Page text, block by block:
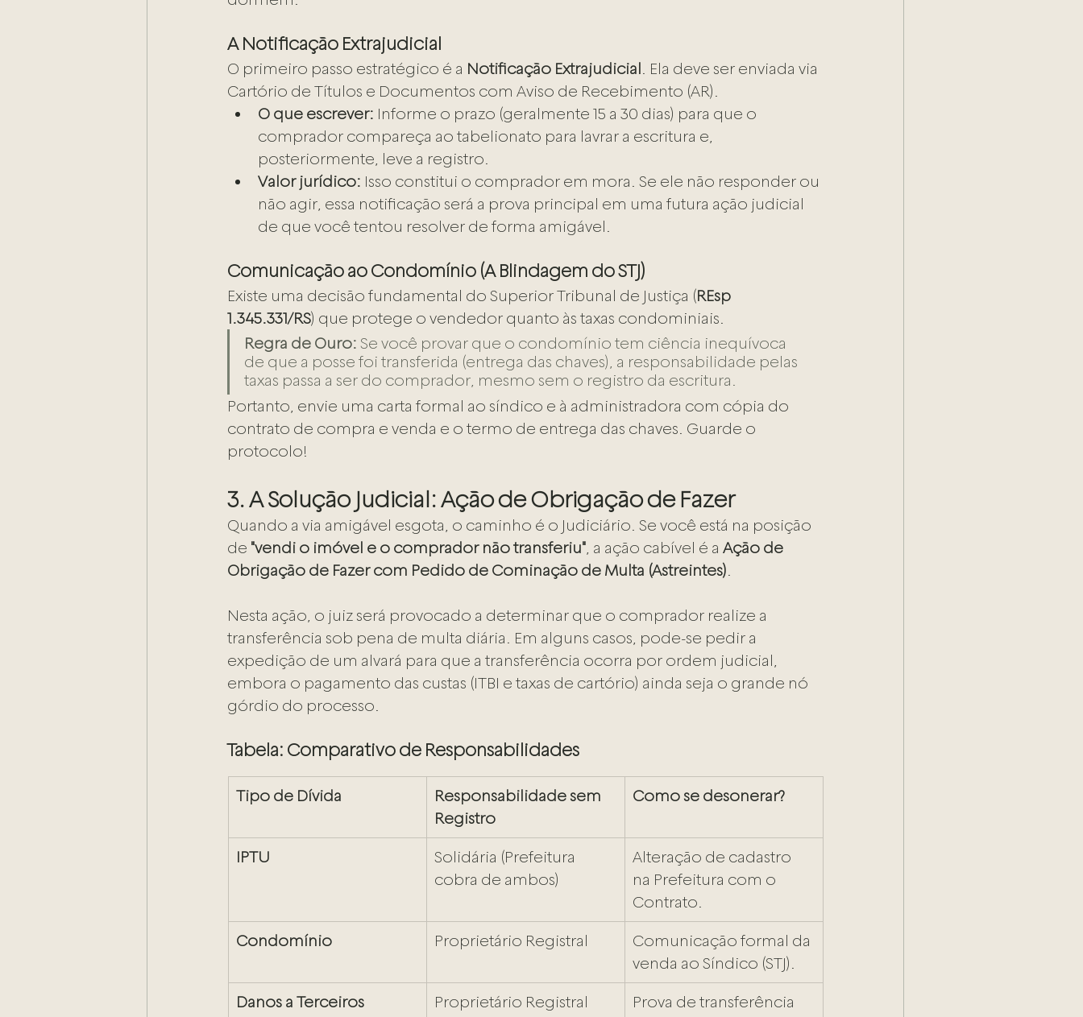
A Notificação Extrajudicial
O primeiro passo estratégico é a Notificação Extrajudicial . Ela deve ser enviada via
Cartório de Títulos e Documentos com Aviso de Recebimento (AR).
O que escrever: Informe o prazo (geralmente 15 a 30 dias) para que o
comprador compareça ao tabelionato para lavrar a escritura e,
posteriormente, leve a registro.
Valor jurídico: Isso constitui o comprador em mora. Se ele não responder ou
não agir, essa notificação será a prova principal em uma futura ação judicial
de que você tentou resolver de forma amigável.
Comunicação ao Condomínio (A Blindagem do STJ)
Existe uma decisão fundamental do Superior Tribunal de Justiça (REsp
1.345.331/RS) que protege o vendedor quanto às taxas condominiais.
Regra de Ouro: Se você provar que o condomínio tem ciência inequívoca
de que a posse foi transferida (entrega das chaves), a responsabilidade pelas
taxas passa a ser do comprador, mesmo sem o registro da escritura.
Portanto, envie uma carta formal ao síndico e à administradora com cópia do
contrato de compra e venda e o termo de entrega das chaves. Guarde o
protocolo!
3. A Solução Judicial: Ação de Obrigação de Fazer
Quando a via amigável esgota, o caminho é o Judiciário. Se você está na posição
de "vendi o imóvel e o comprador não transferiu" , a ação cabível é a Ação de
Obrigação de Fazer com Pedido de Cominação de Multa (Astreintes)
Nesta ação, o juiz será provocado a determinar que o comprador realize a
transferência sob pena de multa diária. Em alguns casos, pode-se pedir a
expedição de um alvará para que a transferência ocorra por ordem judicial,
embora o pagamento das custas (ITBI e taxas de cartório) ainda seja o grande nó
górdio do processo.
Tabela: Comparativo de Responsabilidades
Tipo de Dívida
Responsabilidade sem
Registro
Como se desonerar?
IPTU
Solidária (Prefeitura
cobra de ambos)
Alteração de cadastro
na Prefeitura com o
Contrato.
Condomínio Proprietário Registral
Comunicação formal da
venda ao Síndico (STJ).
Danos a Terceiros Proprietário Registral
Prova de transferência